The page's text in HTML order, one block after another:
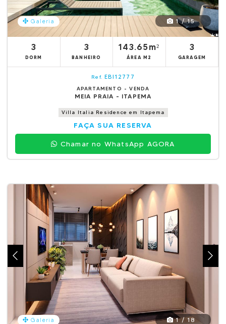
Galeria 1 / 15
3
DORM
3
BANHEIRO
143.65m²
ÁREA M2
3
GARAGEM
Ref. EBI12777
APARTAMENTO - VENDA
MEIA PRAIA - ITAPEMA
Villa Italia Residence em Itapema
FAÇA SUA RESERVA
Chamar no WhatsApp AGORA
Galeria 1 / 18